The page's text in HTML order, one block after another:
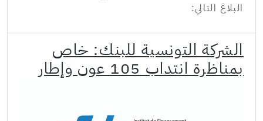
البلاغ التالي:
الشركة التونسية للبنك: خاص
بمناظرة انتداب 105 عون وإطار